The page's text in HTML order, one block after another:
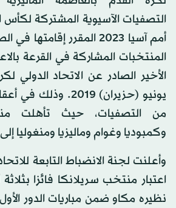
أمم آسيا 2023 المقرر
المنتخبات المشاركة في القرعة
يونيو (حزيران) 2019.
من التصفيات، حيث تأهلت
وكمبوديا وغوام وماليزيا ومنغوليا إلى
وأعلنت لجنة الانضباط التابعة
اعتبار منتخب سريلانكا فائزا
نظيره مكاو ضمن مباريات الدور